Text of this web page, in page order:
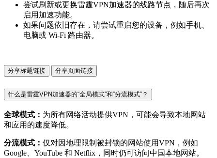
尝试刷新或更换雷霆VPN加速器的线路节点，随后再次
启用加速功能。
如果问题依旧存在，请尝试重启您的设备，例如手机、
电脑或 Wi-Fi 路由器。
分享标题链接 分享页面链接
什么是雷霆VPN加速器的“全局模式”和“分流模式”？
全球模式： 为所有网络活动提供VPN，可能会导致本地网站
和应用的速度降低。
分流模式： 仅对因地理限制被封锁的网站使用VPN，例如
Google、YouTube 和 Netflix，同时仍可访问中国本地网站。